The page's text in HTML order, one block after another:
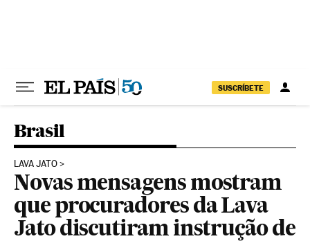
SUSCRÍBETE
Brasil
LAVA JATO
Novas mensagens mostram
que procuradores da Lava
Jato discutiram instrução de